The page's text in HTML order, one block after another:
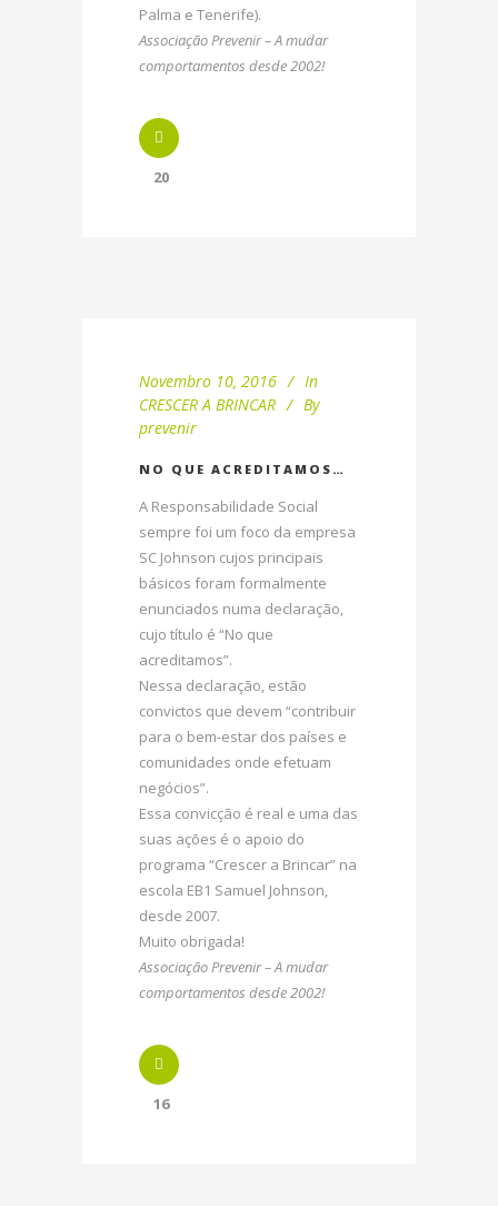
Palma e Tenerife).
Associação Prevenir – A mudar
comportamentos desde 2002!
20
Novembro 10, 2016
In
CRESCER A BRINCAR
By
prevenir
NO QUE ACREDITAMOS…
A Responsabilidade Social
sempre foi um foco da empresa
SC Johnson cujos principais
básicos foram formalmente
enunciados numa declaração,
cujo título é “No que
acreditamos”.
Nessa declaração, estão
convictos que devem “contribuir
para o bem-estar dos países e
comunidades onde efetuam
negócios”.
Essa convicção é real e uma das
suas ações é o apoio do
programa “Crescer a Brincar” na
escola EB1 Samuel Johnson,
desde 2007.
Muito obrigada!
Associação Prevenir – A mudar
comportamentos desde 2002!
16